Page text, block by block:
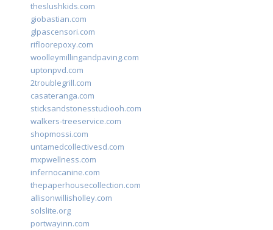
theslushkids.com
giobastian.com
glpascensori.com
rifloorepoxy.com
woolleymillingandpaving.com
uptonpvd.com
2troublegrill.com
casateranga.com
sticksandstonesstudiooh.com
walkers-treeservice.com
shopmossi.com
untamedcollectivesd.com
mxpwellness.com
infernocanine.com
thepaperhousecollection.com
allisonwillisholley.com
solslite.org
portwayinn.com